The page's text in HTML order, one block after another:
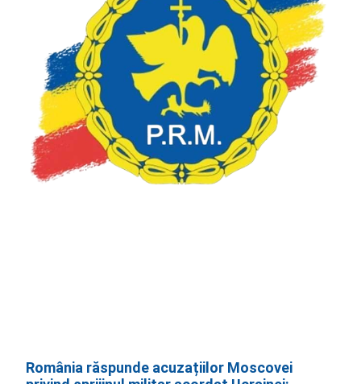
România răspunde acuzațiilor Moscovei